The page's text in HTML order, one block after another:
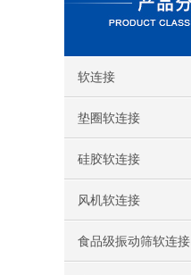
软连接
垫圈软连接
硅胶软连接
风机软连接
食品级振动筛软连接